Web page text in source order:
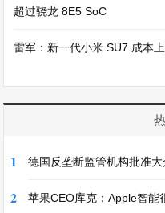
超过骁龙 8E5 SoC
雷军：新一代小米 SU7 成本
1 德国反垄断监管机构批准
2 苹果CEO库克：Apple智能